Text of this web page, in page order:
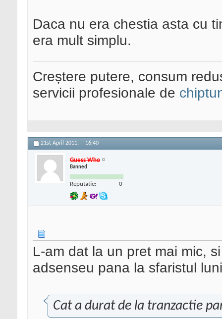
Daca nu era chestia asta cu
era mult simplu.
Creștere putere, consum
servicii profesionale de
21st April 2011, 16:40
Guess Who
Banned
Reputatie: 0
L-am dat la un pret mai mic,
adsenseu pana la sfaristul
Cat a durat de la tranzactie